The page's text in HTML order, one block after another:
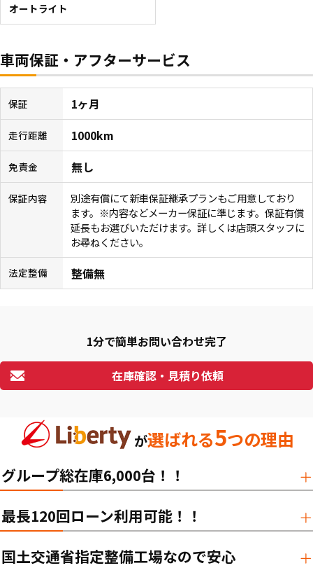
オートライト
車両保証・アフターサービス
保証 1ヶ月
走行距離 1000km
免責金 無し
保証内容
別途有償にて新車保証継承プランもご用意しており
ます。※内容などメーカー保証に準じます。保証有償
延長もお選びいただけます。詳しくは店頭スタッフに
お尋ねください。
法定整備 整備無
1分で簡単お問い合わせ完了
在庫確認・見積り依頼
が選ばれる5つの理由
グループ総在庫6,000台！！
最長120回ローン利用可能！！
国土交通省指定整備工場なので安心